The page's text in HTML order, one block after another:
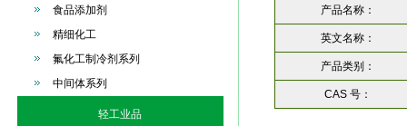
食品添加剂
精细化工
氟化工制冷剂系列
中间体系列
轻工业品
产品名称：
英文名称：
产品类别：
CAS 号：